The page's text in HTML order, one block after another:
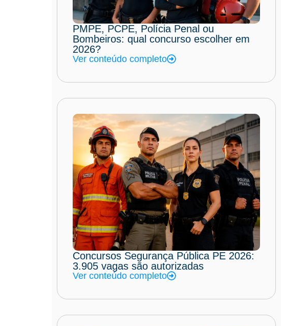
PMPE, PCPE, Polícia Penal ou
Bombeiros: qual concurso escolher em
2026?
Ver conteúdo completo
Concursos Segurança Pública PE 2026:
3.905 vagas são autorizadas
Ver conteúdo completo